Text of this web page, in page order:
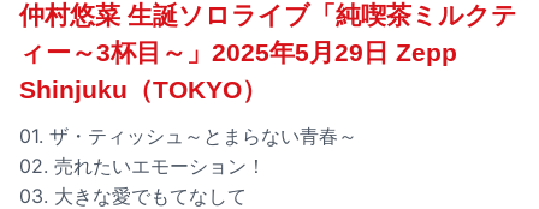
仲村悠菜 生誕ソロライブ「純喫茶ミルクテ
ィー～3杯目～」2025年5月29日 Zepp
Shinjuku（TOKYO）
01. ザ・ティッシュ～とまらない青春～
02. 売れたいエモーション！
03. 大きな愛でもてなして